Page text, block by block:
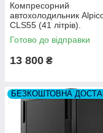
Компресорний
автохолодильник
CLS55 (41 літрів).
Двокамерний. До -20℃,
24, 220 вольт)
Готово до відправки
13 800 ₴
БЕЗКОШТОВНА